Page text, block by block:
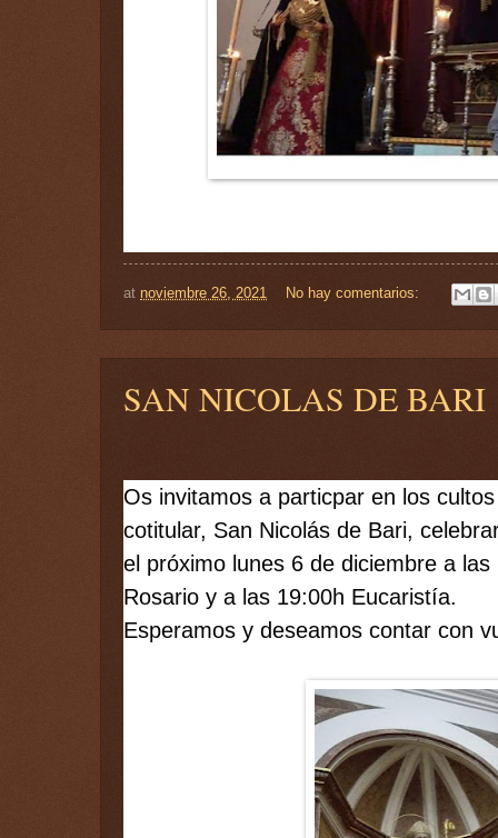
at noviembre 26, 2021 No hay comentarios:
SAN NICOLAS DE BARI
Os invitamos a particpar en los
cotitular, San Nicolás de Bari,
el próximo lunes 6 de diciembre a
Rosario y a las 19:00h Eucaristía.
Esperamos y deseamos contar con